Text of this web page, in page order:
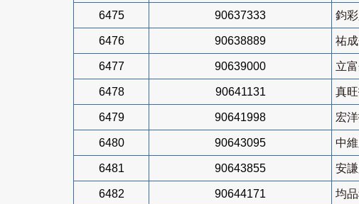
6475 90637333 鈞
6476 90638889 祐
6477 90639000 立
6478 90641131 真
6479 90641998 宏
6480 90643095 中
6481 90643855 安
6482 90644171 均